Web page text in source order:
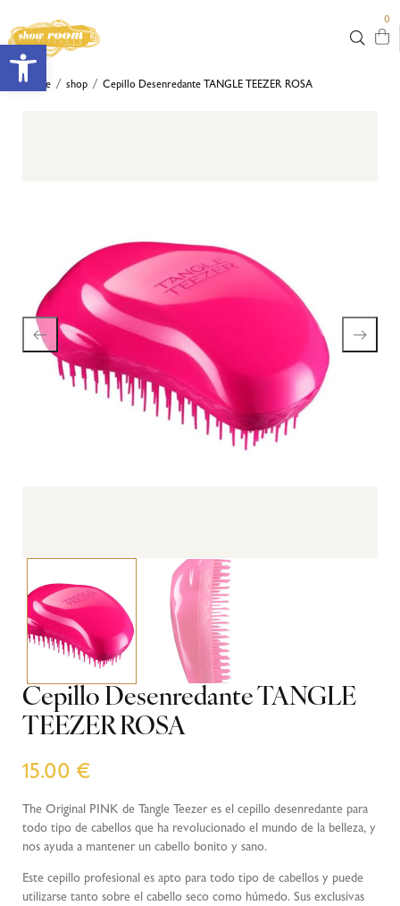
Abrir barra de herramientas
0
Home / shop / Cepillo Desenredante TANGLE TEEZER ROSA
Cepillo Desenredante TANGLE
TEEZER ROSA
15.00 €
The Original PINK de Tangle Teezer es el cepillo desenredante para
todo tipo de cabellos que ha revolucionado el mundo de la belleza, y
nos ayuda a mantener un cabello bonito y sano.
Este cepillo profesional es apto para todo tipo de cabellos y puede
utilizarse tanto sobre el cabello seco como húmedo. Sus exclusivas